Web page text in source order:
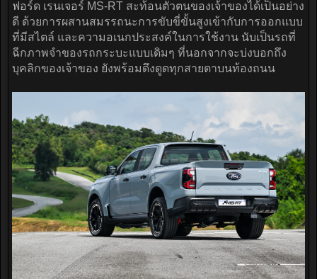
ฟอร์ด เรนเจอร์ MS-RT สะท้อนตัวตนของเจ้าของได้เป็นอย่าง
ดี ด้วยการผสานสมรรถนะการขับขี่ขั้นสูงเข้ากับการออกแบบ
ที่มีสไตล์ และความอเนกประสงค์ในการใช้งาน นับเป็นรถที่
ฉีกภาพจำของรถกระบะแบบเดิมๆ ที่นอกจากจะบ่งบอกถึง
บุคลิกของเจ้าของ ยังพร้อมดึงดูดทุกสายตาบนท้องถนน